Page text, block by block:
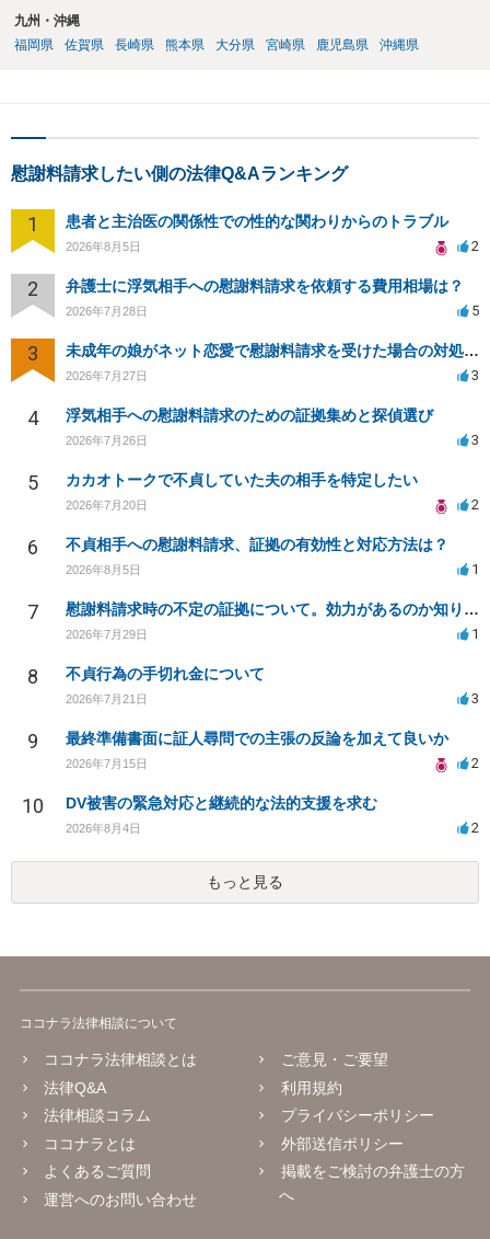
九州・沖縄
福岡県
佐賀県 長崎県 熊本県 大分県 宮崎県 鹿児島県 沖縄県
慰謝料請求したい側の法律Q&Aランキング
1 患者と主治医の関係性での性的な関わりからのトラブル
2026年8月5日 2
2 弁護士に浮気相手への慰謝料請求を依頼する費用相場は？
2026年7月28日 5
3 未成年の娘がネット恋愛で慰謝料請求を受けた場合の対処法は？
2026年7月27日 3
4 浮気相手への慰謝料請求のための証拠集めと探偵選び
2026年7月26日 3
5 カカオトークで不貞していた夫の相手を特定したい
2026年7月20日 2
6 不貞相手への慰謝料請求、証拠の有効性と対応方法は？
2026年8月5日 1
7 慰謝料請求時の不定の証拠について。効力があるのか知りたい。
2026年7月29日 1
8 不貞行為の手切れ金について
2026年7月21日 3
9 最終準備書面に証人尋問での主張の反論を加えて良いか
2026年7月15日 2
10 DV被害の緊急対応と継続的な法的支援を求む
2026年8月4日 2
もっと見る
ココナラ法律相談について
ココナラ法律相談とは
法律Q&A
法律相談コラム
ココナラとは
よくあるご質問
運営へのお問い合わせ
ご意見・ご要望
利用規約
プライバシーポリシー
外部送信ポリシー
掲載をご検討の弁護士の方
へ